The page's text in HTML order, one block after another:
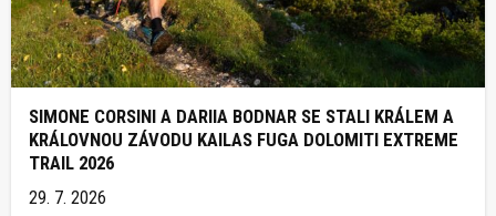
SIMONE CORSINI A DARIIA BODNAR SE STALI KRÁLEM A
KRÁLOVNOU ZÁVODU KAILAS FUGA DOLOMITI EXTREME
TRAIL 2026
29. 7. 2026